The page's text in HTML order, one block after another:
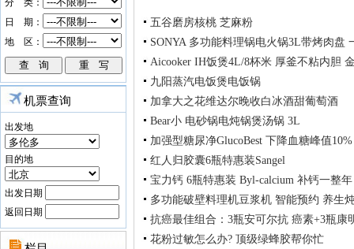
机票查询
出发地
目的地
出发日期
返回日期
五谷磨房核桃 芝麻粉
SONYA 多功能料理锅电火锅3L带烤肉盘
Aicooker IH饭煲4L/8杯米 厚釜不粘内胆
九阳蒸汽电饭煲电饭锅
加拿大之花维达尔晚收白冰酒甜葡萄酒
Bear小 电砂锅电炖锅煲汤锅 3L
加强型糖尿净GlucoBest 下降血糖峰值10%
红人归胶囊6瓶特惠装Sangel
宝力钙 6瓶特惠装 Byl-calcium 补钙一整
多功能破壁料理机豆浆机 智能预约 养生
抗癌最佳组合：3瓶安可尔抗 癌素+3瓶康
花粉过敏怎么办? 顶级绿蜂胶帮你忙